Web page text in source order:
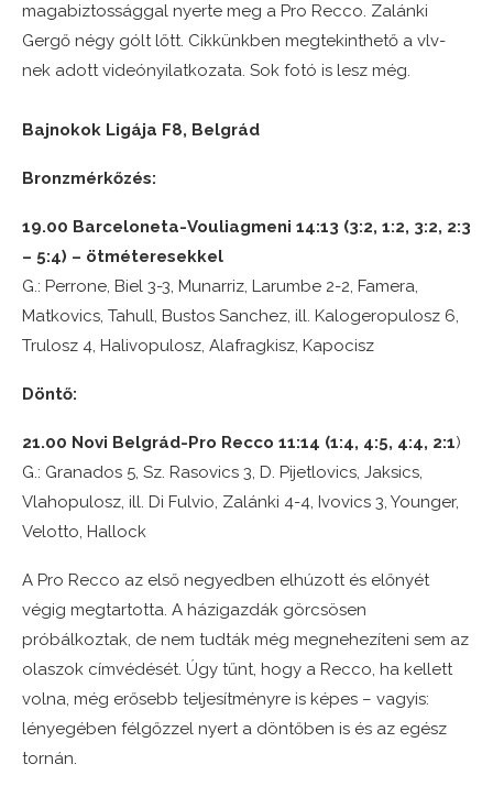
magabiztossággal nyerte meg a Pro Recco. Zalánki
Gergő négy gólt lőtt. Cikkünkben megtekinthető a vlv-
nek adott videónyilatkozata. Sok fotó is lesz még.
Bajnokok Ligája F8, Belgrád
Bronzmérkőzés:
19.00 Barceloneta-Vouliagmeni 14:13 (3:2, 1:2, 3:2, 2:3
– 5:4) – ötméteresekkel
G.: Perrone, Biel 3-3, Munarriz, Larumbe 2-2, Famera,
Matkovics, Tahull, Bustos Sanchez, ill. Kalogeropulosz 6,
Trulosz 4, Halivopulosz, Alafragkisz, Kapocisz
Döntő:
21.00 Novi Belgrád-Pro Recco 11:14 (1:4, 4:5, 4:4, 2:1)
G.: Granados 5, Sz. Rasovics 3, D. Pijetlovics, Jaksics,
Vlahopulosz, ill. Di Fulvio, Zalánki 4-4, Ivovics 3, Younger,
Velotto, Hallock
A Pro Recco az első negyedben elhúzott és előnyét
végig megtartotta. A házigazdák görcsösen
próbálkoztak, de nem tudták még megnehezíteni sem az
olaszok címvédését. Úgy tűnt, hogy a Recco, ha kellett
volna, még erősebb teljesítményre is képes – vagyis:
lényegében félgőzzel nyert a döntőben is és az egész
tornán.